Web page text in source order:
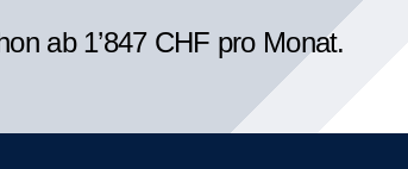
ab 1’847 CHF pro Monat.